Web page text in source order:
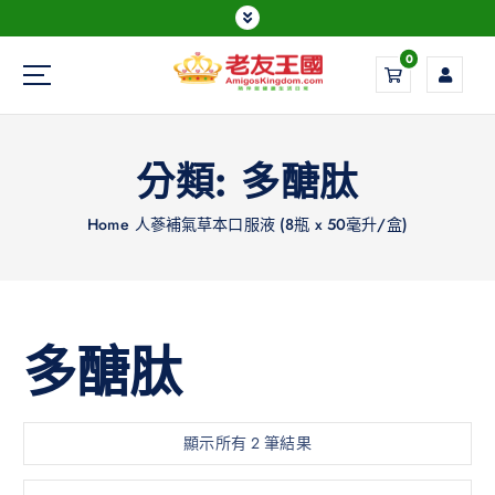
Everything is possible
0
分類: 多醣肽
Home 人蔘補氣草本口服液 (8瓶 x 50毫升/盒)
多醣肽
顯示所有 2 筆結果